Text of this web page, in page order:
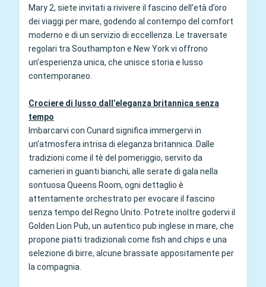
Mary 2, siete invitati a rivivere il fascino dell’età d’oro
dei viaggi per mare, godendo al contempo del comfort
moderno e di un servizio di eccellenza. Le traversate
regolari tra Southampton e New York vi offrono
un’esperienza unica, che unisce storia e lusso
contemporaneo.
Crociere di lusso dall’eleganza britannica senza
tempo
Imbarcarvi con Cunard significa immergervi in
un’atmosfera intrisa di eleganza britannica. Dalle
tradizioni come il tè del pomeriggio, servito da
camerieri in guanti bianchi, alle serate di gala nella
sontuosa Queens Room, ogni dettaglio è
attentamente orchestrato per evocare il fascino
senza tempo del Regno Unito. Potrete inoltre godervi il
Golden Lion Pub, un autentico pub inglese in mare, che
propone piatti tradizionali come fish and chips e una
selezione di birre, alcune brassate appositamente per
la compagnia.